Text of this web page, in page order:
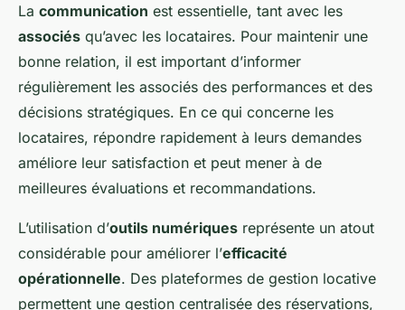
La communication est essentielle, tant avec les
associés qu’avec les locataires. Pour maintenir une
bonne relation, il est important d’informer
régulièrement les associés des performances et des
décisions stratégiques. En ce qui concerne les
locataires, répondre rapidement à leurs demandes
améliore leur satisfaction et peut mener à de
meilleures évaluations et recommandations.
L’utilisation d’outils numériques représente un atout
considérable pour améliorer l’efficacité
opérationnelle. Des plateformes de gestion locative
permettent une gestion centralisée des réservations,